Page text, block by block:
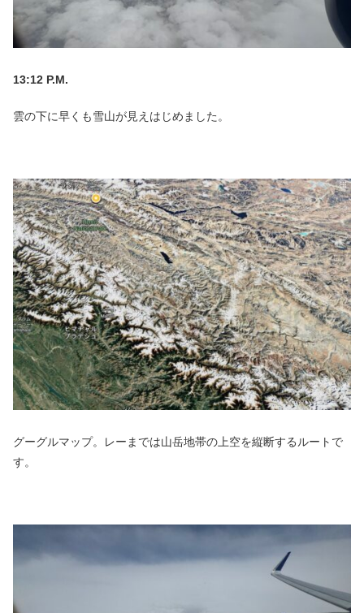
13:12 P.M.
雲の下に早くも雪山が見えはじめました。
グーグルマップ。レーまでは山岳地帯の上空を縦断するルートで
す。